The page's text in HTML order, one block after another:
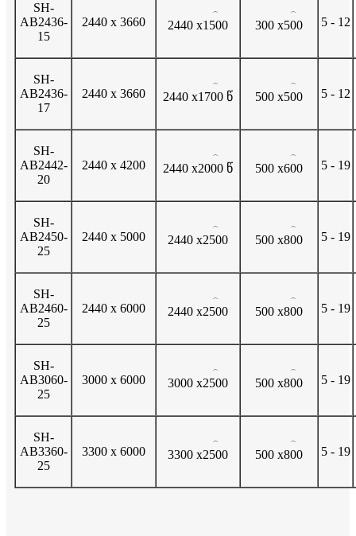
SH-
AB2436-
15
2440 x 3660 2440 x1500
⌒
300 x500
⌒
5 - 12
SH-
AB2436-
17
2440 x 3660 2440 x1700 წ
⌒
500 x500
⌒
5 - 12
SH-
AB2442-
20
2440 x 4200 2440 x2000 წ
⌒
500 x600
⌒
5 - 19
SH-
AB2450-
25
2440 x 5000 2440 x2500
⌒
500 x800
⌒
5 - 19
SH-
AB2460-
25
2440 x 6000 2440 x2500
⌒
500 x800
⌒
5 - 19
SH-
AB3060-
25
3000 x 6000 3000 x2500
⌒
500 x800
⌒
5 - 19
SH-
AB3360-
25
3300 x 6000 3300 x2500
⌒
500 x800
⌒
5 - 19